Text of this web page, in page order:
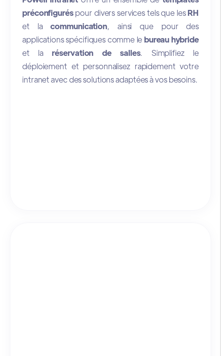
préconfiguréspour divers services tels que lesRH
et lacommunication, ainsi que pour des
applications spécifiques comme lebureau hybride
et laréservation de salles. Simplifiez le
déploiement et personnalisez rapidement votre
intranet avec des solutions adaptées à vos besoins.